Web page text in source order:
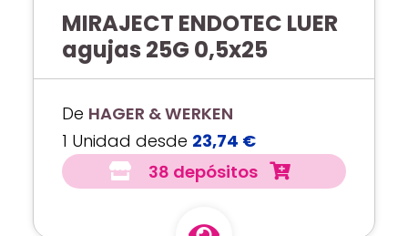
MIRAJECT ENDOTEC LUER
agujas 25G 0,5x25
De HAGER & WERKEN
1 Unidad desde 23,74 €
38 depósitos